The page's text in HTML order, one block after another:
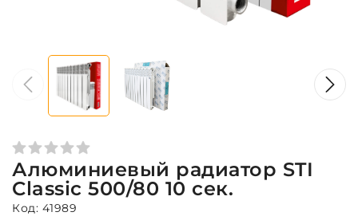
Алюминиевый радиатор STI
Classic 500/80 10 сек.
Код: 41989